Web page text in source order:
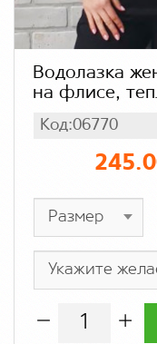
Водолазка
на флисе,
однотонная
Код:06770